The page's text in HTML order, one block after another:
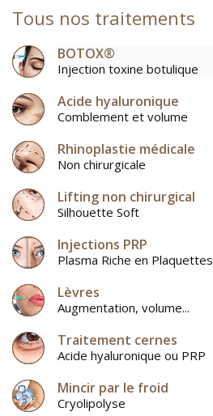
Tous nos traitements
BOTOX®
Injection toxine botulique
Acide hyaluronique
Comblement et volume
Rhinoplastie médicale
Non chirurgicale
Lifting non chirurgical
Silhouette Soft
Injections PRP
Plasma Riche en Plaquettes
Lèvres
Augmentation, volume...
Traitement cernes
Acide hyaluronique ou PRP
Mincir par le froid
Cryolipolyse